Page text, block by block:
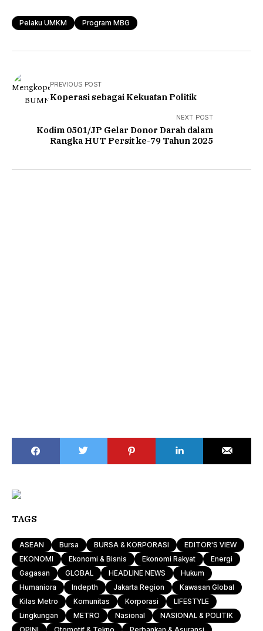
Pelaku UMKM Program MBG
PREVIOUS POST
Koperasi sebagai Kekuatan Politik
NEXT POST
Kodim 0501/JP Gelar Donor Darah dalam
Rangka HUT Persit ke-79 Tahun 2025
TAGS
ASEAN Bursa BURSA & KORPORASI
EDITOR'S VIEW
EKONOMI
Ekonomi & Bisnis Ekonomi Rakyat
Energi
Gagasan
GLOBAL HEADLINE NEWS
Hukum
Humaniora
Indepth Jakarta Region
Kawasan Global
Kilas Metro
Komunitas Korporasi
LIFESTYLE
Lingkungan
METRO Nasional
NASIONAL & POLITIK